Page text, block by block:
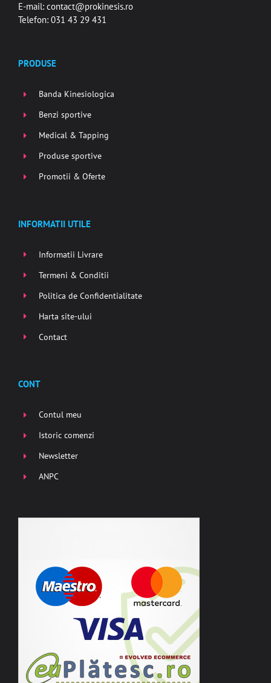
E-mail: contact@prokinesis.ro
Telefon: 031 43 29 431
PRODUSE
Banda Kinesiologica
Benzi sportive
Medical & Tapping
Produse sportive
Promotii & Oferte
INFORMATII UTILE
Informatii Livrare
Termeni & Conditii
Politica de Confidentialitate
Harta site-ului
Contact
CONT
Contul meu
Istoric comenzi
Newsletter
ANPC